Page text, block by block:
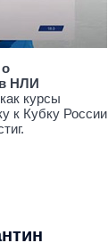
НЛИ
курсы
к Кубку России